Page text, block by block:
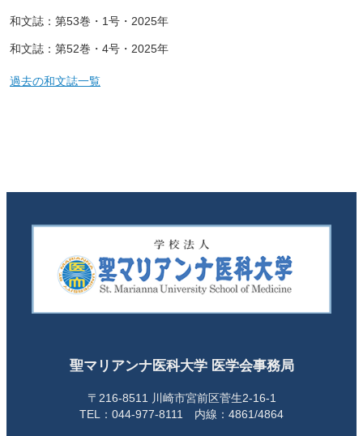
和文誌：第53巻・1号・2025年
和文誌：第52巻・4号・2025年
過去の和文誌一覧
聖マリアンナ医科大学 医学会事務局
〒216-8511 川崎市宮前区菅生2-16-1
TEL：044-977-8111 内線：4861/4864